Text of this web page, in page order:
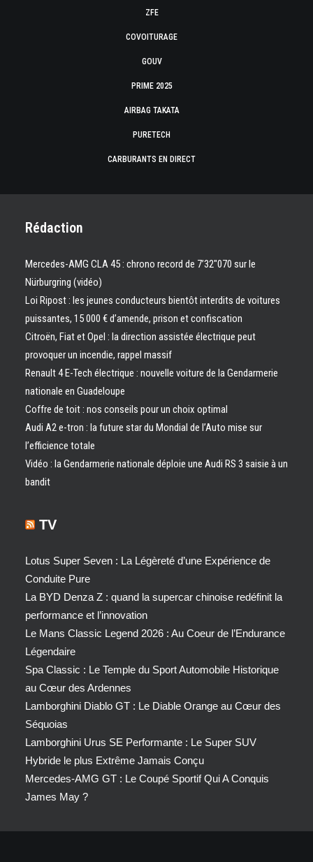
ZFE
COVOITURAGE
GOUV
PRIME 2025
AIRBAG TAKATA
PURETECH
CARBURANTS EN DIRECT
Rédaction
Mercedes-AMG CLA 45 : chrono record de 7’32″070 sur le
Nürburgring (vidéo)
Loi Ripost : les jeunes conducteurs bientôt interdits de voitures
puissantes, 15 000 € d’amende, prison et confiscation
Citroën, Fiat et Opel : la direction assistée électrique peut
provoquer un incendie, rappel massif
Renault 4 E-Tech électrique : nouvelle voiture de la Gendarmerie
nationale en Guadeloupe
Coffre de toit : nos conseils pour un choix optimal
Audi A2 e-tron : la future star du Mondial de l’Auto mise sur
l’efficience totale
Vidéo : la Gendarmerie nationale déploie une Audi RS 3 saisie à un
bandit
TV
Lotus Super Seven : La Légèreté d’une Expérience de
Conduite Pure
La BYD Denza Z : quand la supercar chinoise redéfinit la
performance et l’innovation
Le Mans Classic Legend 2026 : Au Coeur de l’Endurance
Légendaire
Spa Classic : Le Temple du Sport Automobile Historique
au Cœur des Ardennes
Lamborghini Diablo GT : Le Diable Orange au Cœur des
Séquoias
Lamborghini Urus SE Performante : Le Super SUV
Hybride le plus Extrême Jamais Conçu
Mercedes-AMG GT : Le Coupé Sportif Qui A Conquis
James May ?